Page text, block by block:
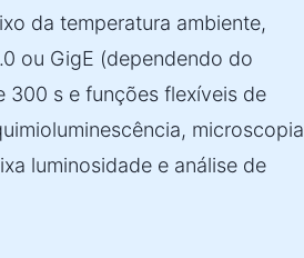
da temperatura ambiente,
ou GigE (dependendo do
300 s e funções flexíveis de
microscopia
luminosidade e análise de